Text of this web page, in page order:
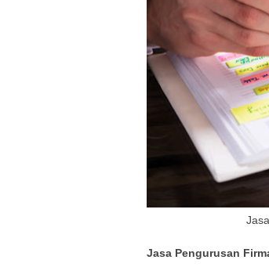
Jasa Pengurusan